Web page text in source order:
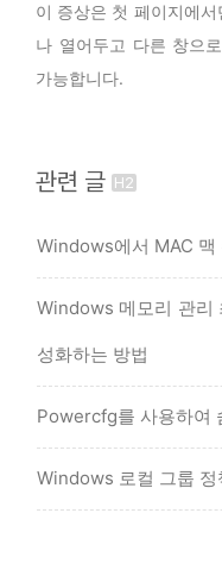
이 증상은 첫 페이지에
나 열어두고 다른 창으
가능합니다.
관련 글
Windows에서 MAC 맥
Windows 메모리 관
성화하는 방법
Powercfg를 사용하여
Windows 로컬 그룹 정